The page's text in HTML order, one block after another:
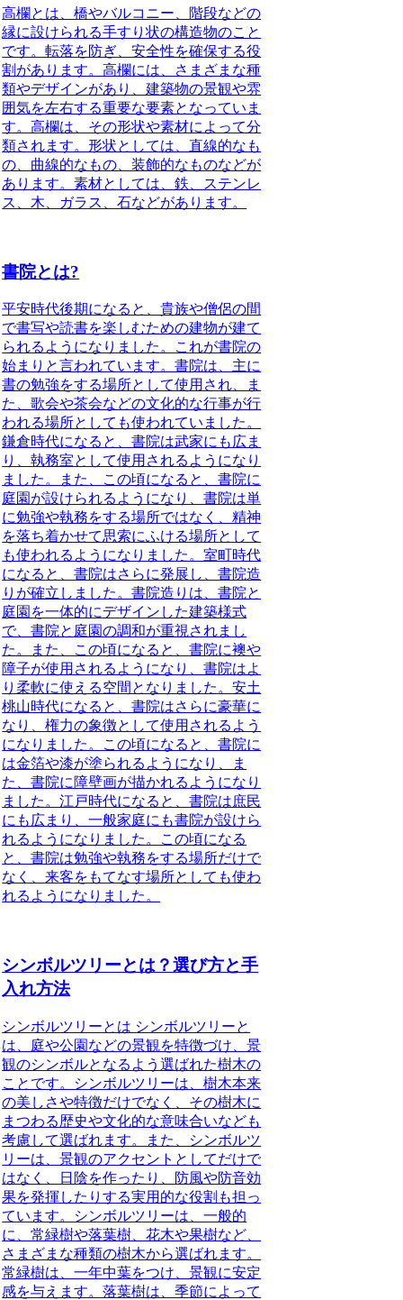
高欄とは、橋やバルコニー、階段などの
縁に設けられる手すり状の構造物のこと
です。転落を防ぎ、安全性を確保する役
割があります。高欄には、さまざまな種
類やデザインがあり、建築物の景観や雰
囲気を左右する重要な要素となっていま
す。高欄は、その形状や素材によって分
類されます。形状としては、直線的なも
の、曲線的なもの、装飾的なものなどが
あります。素材としては、鉄、ステンレ
ス、木、ガラス、石などがあります。
書院とは?
平安時代後期になると、貴族や僧侶の間
で書写や読書を楽しむための建物が建て
られるようになりました。これが書院の
始まりと言われています。書院は、主に
書の勉強をする場所として使用され、ま
た、歌会や茶会などの文化的な行事が行
われる場所としても使われていました。
鎌倉時代になると、書院は武家にも広ま
り、執務室として使用されるようになり
ました。また、この頃になると、書院に
庭園が設けられるようになり、書院は単
に勉強や執務をする場所ではなく、精神
を落ち着かせて思索にふける場所として
も使われるようになりました。室町時代
になると、書院はさらに発展し、書院造
りが確立しました。書院造りは、書院と
庭園を一体的にデザインした建築様式
で、書院と庭園の調和が重視されまし
た。また、この頃になると、書院に襖や
障子が使用されるようになり、書院はよ
り柔軟に使える空間となりました。安土
桃山時代になると、書院はさらに豪華に
なり、権力の象徴として使用されるよう
になりました。この頃になると、書院に
は金箔や漆が塗られるようになり、ま
た、書院に障壁画が描かれるようになり
ました。江戸時代になると、書院は庶民
にも広まり、一般家庭にも書院が設けら
れるようになりました。この頃になる
と、書院は勉強や執務をする場所だけで
なく、来客をもてなす場所としても使わ
れるようになりました。
シンボルツリーとは？選び方と手
入れ方法
シンボルツリーとは シンボルツリーと
は、庭や公園などの景観を特徴づけ、景
観のシンボルとなるよう選ばれた樹木の
ことです。シンボルツリーは、樹木本来
の美しさや特徴だけでなく、その樹木に
まつわる歴史や文化的な意味合いなども
考慮して選ばれます。また、シンボルツ
リーは、景観のアクセントとしてだけで
はなく、日陰を作ったり、防風や防音効
果を発揮したりする実用的な役割も担っ
ています。シンボルツリーは、一般的
に、常緑樹や落葉樹、花木や果樹など、
さまざまな種類の樹木から選ばれます。
常緑樹は、一年中葉をつけ、景観に安定
感を与えます。落葉樹は、季節によって